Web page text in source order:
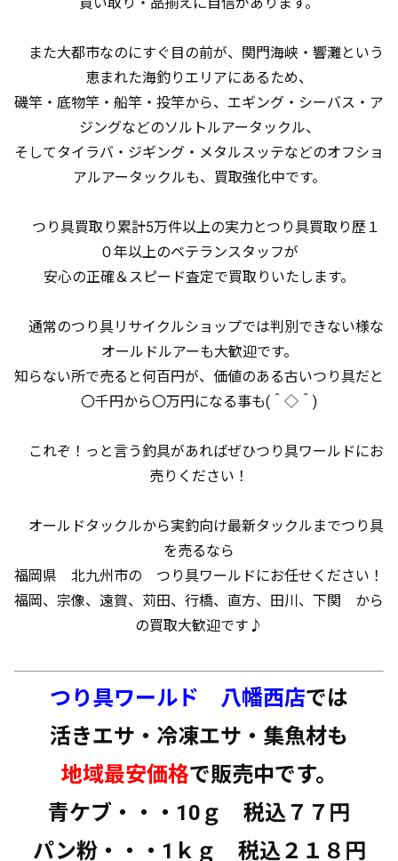
また大都市なのにすぐ目の前が、関門海峡・響灘という
恵まれた海釣りエリアにあるため、
磯竿・底物竿・船竿・投竿から、エギング・シーバス・ア
ジングなどのソルトルアータックル、
そしてタイラバ・ジギング・メタルスッテなどのオフショ
アルアータックルも、買取強化中です。
つり具買取り累計5万件以上の実力とつり具買取り歴１
０年以上のベテランスタッフが
安心の正確＆スピード査定で買取りいたします。
通常のつり具リサイクルショップでは判別できない様な
オールドルアーも大歓迎です。
知らない所で売ると何百円が、価値のある古いつり具だと
〇千円から〇万円になる事も(＾◇＾)
これぞ！っと言う釣具があればぜひつり具ワールドにお
売りください！
オールドタックルから実釣向け最新タックルまでつり具
を売るなら
福岡県 北九州市の つり具ワールドにお任せください！
福岡、宗像、遠賀、苅田、行橋、直方、田川、下関 から
の買取大歓迎です♪
つり具ワールド 八幡西店では
活きエサ・冷凍エサ・集魚材も
地域最安価格で販売中です。
青ケブ・・・10ｇ 税込７７円
パン粉・・・1ｋｇ 税込２１８円